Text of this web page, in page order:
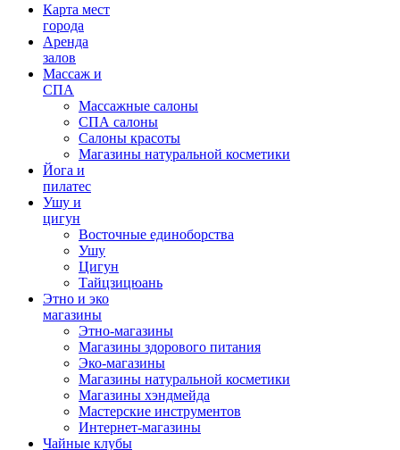
Карта мест
города
Аренда
залов
Массаж и
СПА
Массажные салоны
СПА салоны
Салоны красоты
Магазины натуральной косметики
Йога и
пилатес
Ушу и
цигун
Восточные единоборства
Ушу
Цигун
Тайцзицюань
Этно и эко
магазины
Этно-магазины
Магазины здорового питания
Эко-магазины
Магазины натуральной косметики
Магазины хэндмейда
Мастерские инструментов
Интернет-магазины
Чайные клубы